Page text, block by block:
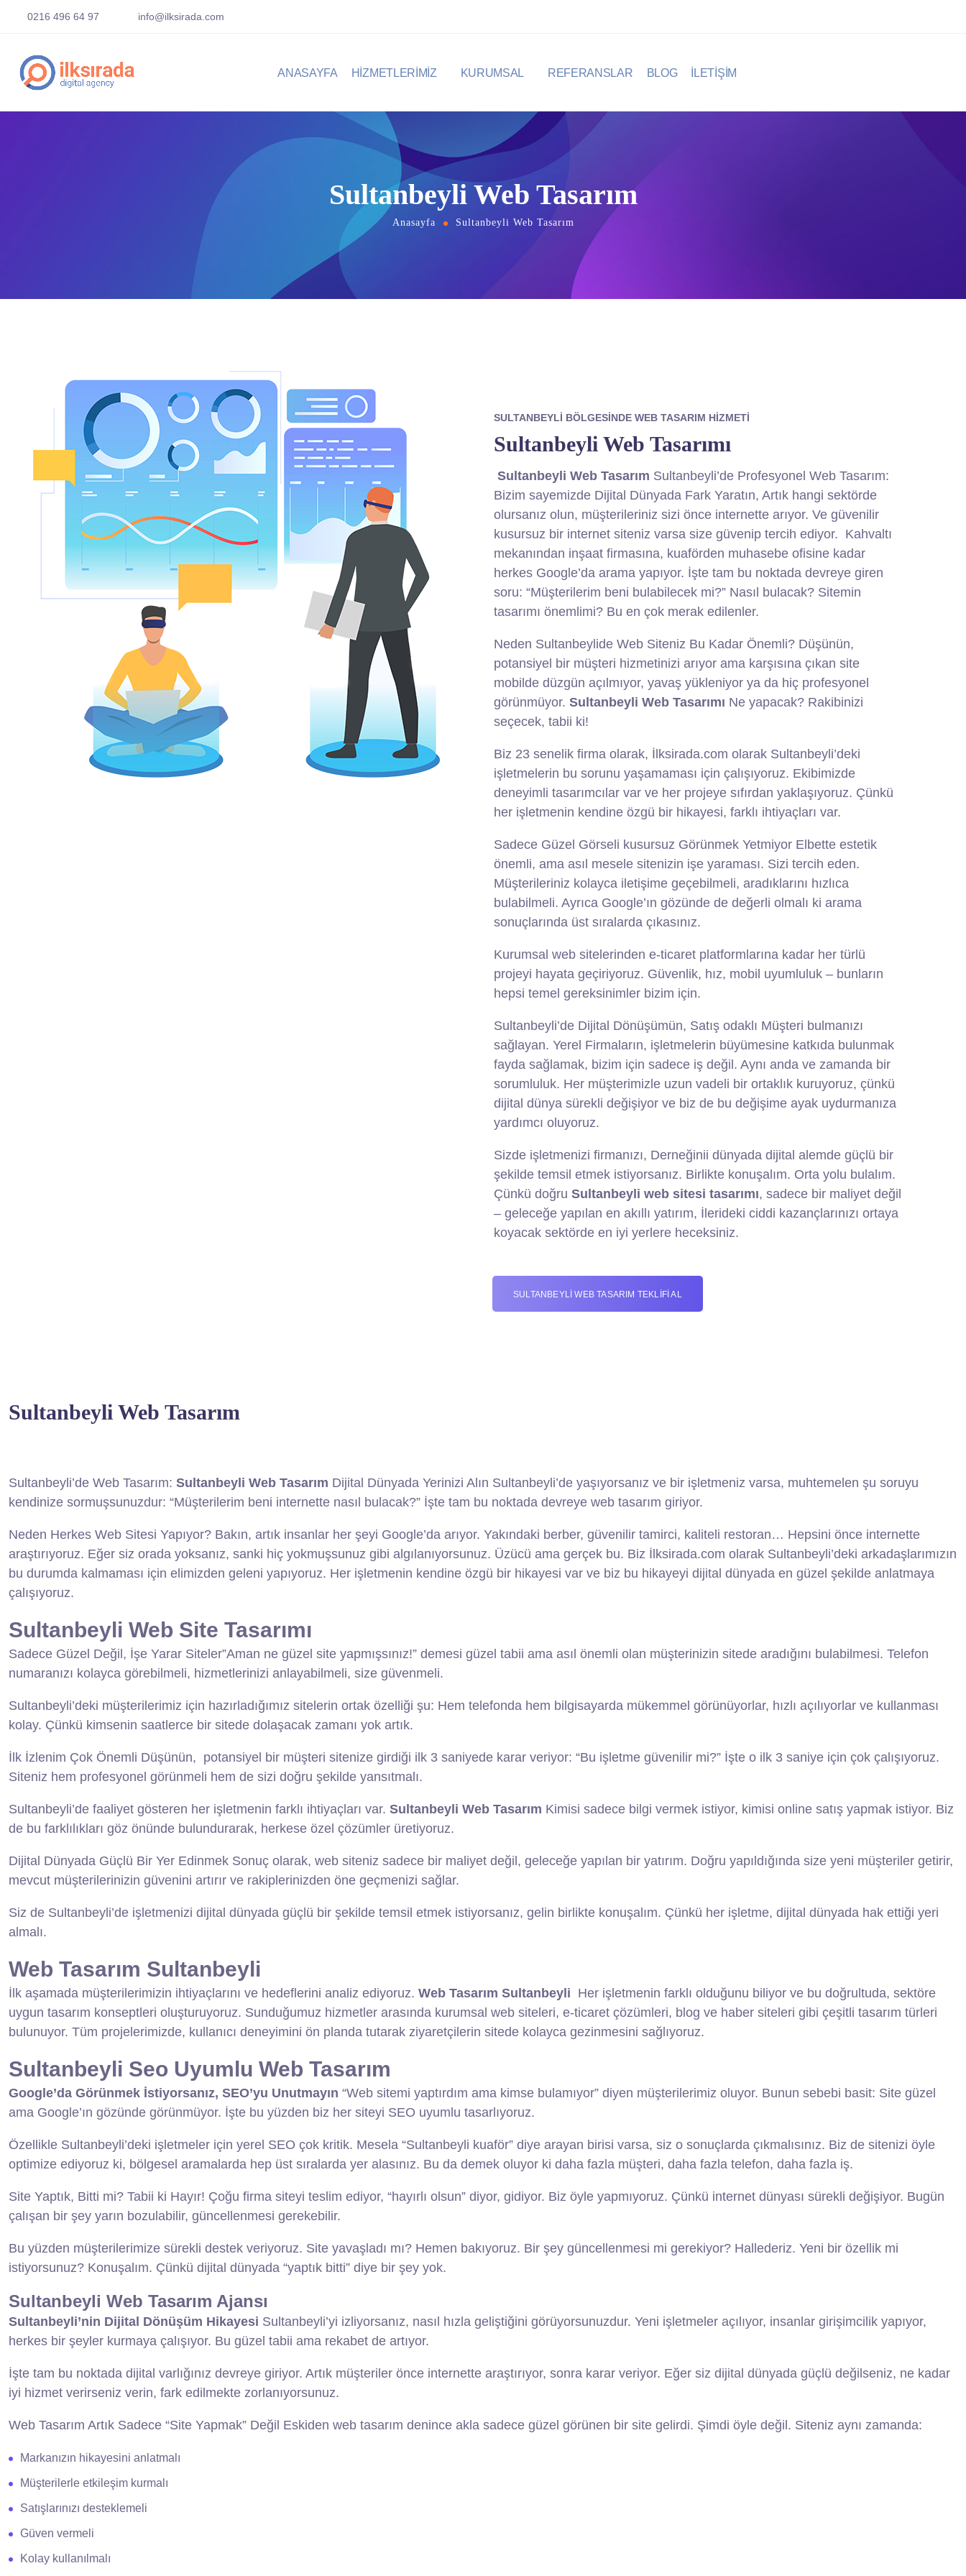
0216 496 64 97 info@ilksirada.com
ANASAYFA HİZMETLERİMİZ KURUMSAL REFERANSLAR BLOG İLETİŞİM
Sultanbeyli Web Tasarım
Anasayfa Sultanbeyli Web Tasarım
SULTANBEYLI BÖLGESINDE WEB TASARIM HIZMETI
Sultanbeyli Web Tasarımı
Sultanbeyli Web Tasarım Sultanbeyli’de Profesyonel Web Tasarım:
Bizim sayemizde Dijital Dünyada Fark Yaratın, Artık hangi sektörde
olursanız olun, müşterileriniz sizi önce internette arıyor. Ve güvenilir
kusursuz bir internet siteniz varsa size güvenip tercih ediyor. Kahvaltı
mekanından inşaat firmasına, kuaförden muhasebe ofisine kadar
herkes Google’da arama yapıyor. İşte tam bu noktada devreye giren
soru: “Müşterilerim beni bulabilecek mi?” Nasıl bulacak? Sitemin
tasarımı önemlimi? Bu en çok merak edilenler.
Neden Sultanbeylide Web Siteniz Bu Kadar Önemli? Düşünün,
potansiyel bir müşteri hizmetinizi arıyor ama karşısına çıkan site
mobilde düzgün açılmıyor, yavaş yükleniyor ya da hiç profesyonel
görünmüyor. Sultanbeyli Web Tasarımı Ne yapacak? Rakibinizi
seçecek, tabii ki!
Biz 23 senelik firma olarak, İlksirada.com olarak Sultanbeyli’deki
işletmelerin bu sorunu yaşamaması için çalışıyoruz. Ekibimizde
deneyimli tasarımcılar var ve her projeye sıfırdan yaklaşıyoruz. Çünkü
her işletmenin kendine özgü bir hikayesi, farklı ihtiyaçları var.
Sadece Güzel Görseli kusursuz Görünmek Yetmiyor Elbette estetik
önemli, ama asıl mesele sitenizin işe yaraması. Sizi tercih eden.
Müşterileriniz kolayca iletişime geçebilmeli, aradıklarını hızlıca
bulabilmeli. Ayrıca Google’ın gözünde de değerli olmalı ki arama
sonuçlarında üst sıralarda çıkasınız.
Kurumsal web sitelerinden e-ticaret platformlarına kadar her türlü
projeyi hayata geçiriyoruz. Güvenlik, hız, mobil uyumluluk – bunların
hepsi temel gereksinimler bizim için.
Sultanbeyli’de Dijital Dönüşümün, Satış odaklı Müşteri bulmanızı
sağlayan. Yerel Firmaların, işletmelerin büyümesine katkıda bulunmak
fayda sağlamak, bizim için sadece iş değil. Aynı anda ve zamanda bir
sorumluluk. Her müşterimizle uzun vadeli bir ortaklık kuruyoruz, çünkü
dijital dünya sürekli değişiyor ve biz de bu değişime ayak uydurmanıza
yardımcı oluyoruz.
Sizde işletmenizi firmanızı, Derneğinii dünyada dijital alemde güçlü bir
şekilde temsil etmek istiyorsanız. Birlikte konuşalım. Orta yolu bulalım.
Çünkü doğru Sultanbeyli web sitesi tasarımı, sadece bir maliyet değil
– geleceğe yapılan en akıllı yatırım, İlerideki ciddi kazançlarınızı ortaya
koyacak sektörde en iyi yerlere heceksiniz.
SULTANBEYLI WEB TASARIM TEKLIFI AL
Sultanbeyli Web Tasarım
Sultanbeyli’de Web Tasarım: Sultanbeyli Web Tasarım Dijital Dünyada Yerinizi Alın Sultanbeyli’de yaşıyorsanız ve bir işletmeniz varsa, muhtemelen şu soruyu
kendinize sormuşsunuzdur: “Müşterilerim beni internette nasıl bulacak?” İşte tam bu noktada devreye web tasarım giriyor.
Neden Herkes Web Sitesi Yapıyor? Bakın, artık insanlar her şeyi Google’da arıyor. Yakındaki berber, güvenilir tamirci, kaliteli restoran… Hepsini önce internette
araştırıyoruz. Eğer siz orada yoksanız, sanki hiç yokmuşsunuz gibi algılanıyorsunuz. Üzücü ama gerçek bu. Biz İlksirada.com olarak Sultanbeyli’deki arkadaşlarımızın
bu durumda kalmaması için elimizden geleni yapıyoruz. Her işletmenin kendine özgü bir hikayesi var ve biz bu hikayeyi dijital dünyada en güzel şekilde anlatmaya
çalışıyoruz.
Sultanbeyli Web Site Tasarımı
Sadece Güzel Değil, İşe Yarar Siteler”Aman ne güzel site yapmışsınız!” demesi güzel tabii ama asıl önemli olan müşterinizin sitede aradığını bulabilmesi. Telefon
numaranızı kolayca görebilmeli, hizmetlerinizi anlayabilmeli, size güvenmeli.
Sultanbeyli’deki müşterilerimiz için hazırladığımız sitelerin ortak özelliği şu: Hem telefonda hem bilgisayarda mükemmel görünüyorlar, hızlı açılıyorlar ve kullanması
kolay. Çünkü kimsenin saatlerce bir sitede dolaşacak zamanı yok artık.
İlk İzlenim Çok Önemli Düşünün, potansiyel bir müşteri sitenize girdiği ilk 3 saniyede karar veriyor: “Bu işletme güvenilir mi?” İşte o ilk 3 saniye için çok çalışıyoruz.
Siteniz hem profesyonel görünmeli hem de sizi doğru şekilde yansıtmalı.
Sultanbeyli’de faaliyet gösteren her işletmenin farklı ihtiyaçları var. Sultanbeyli Web Tasarım Kimisi sadece bilgi vermek istiyor, kimisi online satış yapmak istiyor. Biz
de bu farklılıkları göz önünde bulundurarak, herkese özel çözümler üretiyoruz.
Dijital Dünyada Güçlü Bir Yer Edinmek Sonuç olarak, web siteniz sadece bir maliyet değil, geleceğe yapılan bir yatırım. Doğru yapıldığında size yeni müşteriler getirir,
mevcut müşterilerinizin güvenini artırır ve rakiplerinizden öne geçmenizi sağlar.
Siz de Sultanbeyli’de işletmenizi dijital dünyada güçlü bir şekilde temsil etmek istiyorsanız, gelin birlikte konuşalım. Çünkü her işletme, dijital dünyada hak ettiği yeri
almalı.
Web Tasarım Sultanbeyli
İlk aşamada müşterilerimizin ihtiyaçlarını ve hedeflerini analiz ediyoruz. Web Tasarım Sultanbeyli Her işletmenin farklı olduğunu biliyor ve bu doğrultuda, sektöre
uygun tasarım konseptleri oluşturuyoruz. Sunduğumuz hizmetler arasında kurumsal web siteleri, e-ticaret çözümleri, blog ve haber siteleri gibi çeşitli tasarım türleri
bulunuyor. Tüm projelerimizde, kullanıcı deneyimini ön planda tutarak ziyaretçilerin sitede kolayca gezinmesini sağlıyoruz.
Sultanbeyli Seo Uyumlu Web Tasarım
Google’da Görünmek İstiyorsanız, SEO’yu Unutmayın “Web sitemi yaptırdım ama kimse bulamıyor” diyen müşterilerimiz oluyor. Bunun sebebi basit: Site güzel
ama Google’ın gözünde görünmüyor. İşte bu yüzden biz her siteyi SEO uyumlu tasarlıyoruz.
Özellikle Sultanbeyli’deki işletmeler için yerel SEO çok kritik. Mesela “Sultanbeyli kuaför” diye arayan birisi varsa, siz o sonuçlarda çıkmalısınız. Biz de sitenizi öyle
optimize ediyoruz ki, bölgesel aramalarda hep üst sıralarda yer alasınız. Bu da demek oluyor ki daha fazla müşteri, daha fazla telefon, daha fazla iş.
Site Yaptık, Bitti mi? Tabii ki Hayır! Çoğu firma siteyi teslim ediyor, “hayırlı olsun” diyor, gidiyor. Biz öyle yapmıyoruz. Çünkü internet dünyası sürekli değişiyor. Bugün
çalışan bir şey yarın bozulabilir, güncellenmesi gerekebilir.
Bu yüzden müşterilerimize sürekli destek veriyoruz. Site yavaşladı mı? Hemen bakıyoruz. Bir şey güncellenmesi mi gerekiyor? Hallederiz. Yeni bir özellik mi
istiyorsunuz? Konuşalım. Çünkü dijital dünyada “yaptık bitti” diye bir şey yok.
Sultanbeyli Web Tasarım Ajansı
Sultanbeyli’nin Dijital Dönüşüm Hikayesi Sultanbeyli’yi izliyorsanız, nasıl hızla geliştiğini görüyorsunuzdur. Yeni işletmeler açılıyor, insanlar girişimcilik yapıyor,
herkes bir şeyler kurmaya çalışıyor. Bu güzel tabii ama rekabet de artıyor.
İşte tam bu noktada dijital varlığınız devreye giriyor. Artık müşteriler önce internette araştırıyor, sonra karar veriyor. Eğer siz dijital dünyada güçlü değilseniz, ne kadar
iyi hizmet verirseniz verin, fark edilmekte zorlanıyorsunuz.
Web Tasarım Artık Sadece “Site Yapmak” Değil Eskiden web tasarım denince akla sadece güzel görünen bir site gelirdi. Şimdi öyle değil. Siteniz aynı zamanda:
Markanızın hikayesini anlatmalı
Müşterilerle etkileşim kurmalı
Satışlarınızı desteklemeli
Güven vermeli
Kolay kullanılmalı